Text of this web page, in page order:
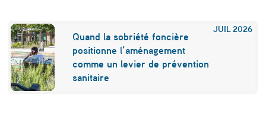
i
t
r
e
JUIL 2026
Quand la sobriété foncière
positionne l’aménagement
comme un levier de prévention
sanitaire